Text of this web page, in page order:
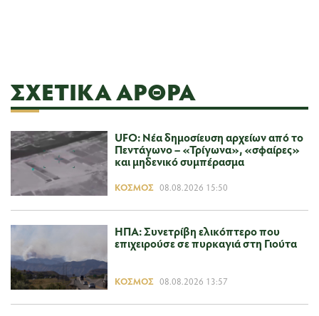
ΣΧΕΤΙΚΆ ΆΡΘΡΑ
UFO: Νέα δημοσίευση αρχείων από το
Πεντάγωνο – «Τρίγωνα», «σφαίρες»
και μηδενικό συμπέρασμα
ΚΌΣΜΟΣ 08.08.2026 15:50
ΗΠΑ: Συνετρίβη ελικόπτερο που
επιχειρούσε σε πυρκαγιά στη Γιούτα
ΚΌΣΜΟΣ 08.08.2026 13:57